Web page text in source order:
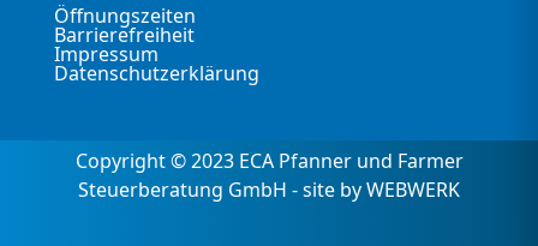
Öffnungszeiten
Barrierefreiheit
Impressum
Datenschutzerklärung
Copyright © 2023 ECA Pfanner und Farmer
Steuerberatung GmbH - site by WEBWERK